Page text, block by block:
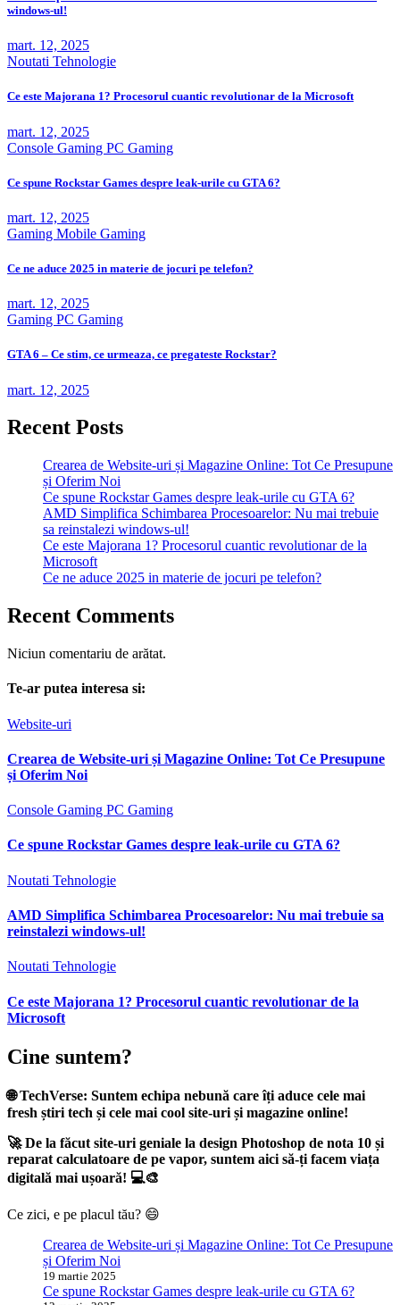
windows-ul!
mart. 12, 2025
Noutati Tehnologie
Ce este Majorana 1? Procesorul cuantic revolutionar de la Microsoft
mart. 12, 2025
Console Gaming PC Gaming
Ce spune Rockstar Games despre leak-urile cu GTA 6?
mart. 12, 2025
Gaming Mobile Gaming
Ce ne aduce 2025 in materie de jocuri pe telefon?
mart. 12, 2025
Gaming PC Gaming
GTA 6 – Ce stim, ce urmeaza, ce pregateste Rockstar?
mart. 12, 2025
Recent Posts
Crearea de Website-uri și Magazine Online: Tot Ce Presupune
și Oferim Noi
Ce spune Rockstar Games despre leak-urile cu GTA 6?
AMD Simplifica Schimbarea Procesoarelor: Nu mai trebuie
sa reinstalezi windows-ul!
Ce este Majorana 1? Procesorul cuantic revolutionar de la
Microsoft
Ce ne aduce 2025 in materie de jocuri pe telefon?
Recent Comments
Niciun comentariu de arătat.
Te-ar putea interesa si:
Website-uri
Crearea de Website-uri și Magazine Online: Tot Ce Presupune
și Oferim Noi
Console Gaming PC Gaming
Ce spune Rockstar Games despre leak-urile cu GTA 6?
Noutati Tehnologie
AMD Simplifica Schimbarea Procesoarelor: Nu mai trebuie sa
reinstalezi windows-ul!
Noutati Tehnologie
Ce este Majorana 1? Procesorul cuantic revolutionar de la
Microsoft
Cine suntem?
🌐TechVerse: Suntem echipa nebună care îți aduce cele mai
fresh știri tech și cele mai cool site-uri și magazine online!
🚀 De la făcut site-uri geniale la design Photoshop de nota 10 și
reparat calculatoare de pe vapor, suntem aici să-ți facem viața
digitală mai ușoară! 💻🎨
Ce zici, e pe placul tău? 😄
Crearea de Website-uri și Magazine Online: Tot Ce Presupune
și Oferim Noi
19 martie 2025
Ce spune Rockstar Games despre leak-urile cu GTA 6?